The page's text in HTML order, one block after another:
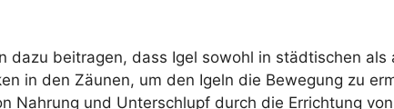
beitragen, dass Igel sowohl in städtischen als
in den Zäunen, um den Igeln die Bewegung zu
Nahrung und Unterschlupf durch die Errichtung